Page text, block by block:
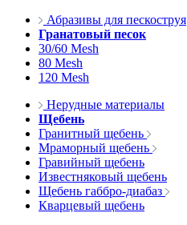
Абразивы для пескоструя
Гранатовый песок
30/60 Mesh
80 Mesh
120 Mesh
Нерудные материалы
Щебень
Гранитный щебень
Мраморный щебень
Гравийный щебень
Известняковый щебень
Щебень габбро-диабаз
Кварцевый щебень